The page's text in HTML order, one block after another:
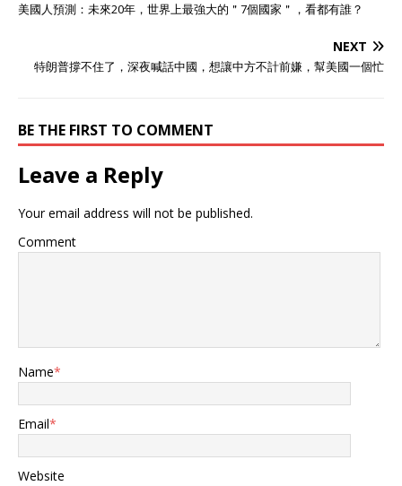
美國人預測：未來20年，世界上最強大的＂7個國家＂，看都有誰？
NEXT
特朗普撐不住了，深夜喊話中國，想讓中方不計前嫌，幫美國一個忙
BE THE FIRST TO COMMENT
Leave a Reply
Your email address will not be published.
Comment
Name*
Email*
Website